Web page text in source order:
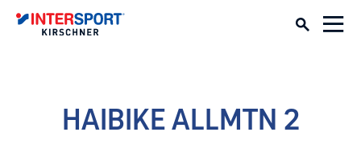
HAIBIKE ALLMTN 2